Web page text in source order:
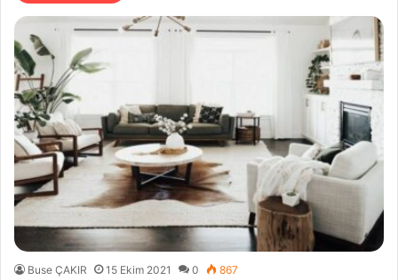
Buse ÇAKIR 15 Ekim 2021 0 867